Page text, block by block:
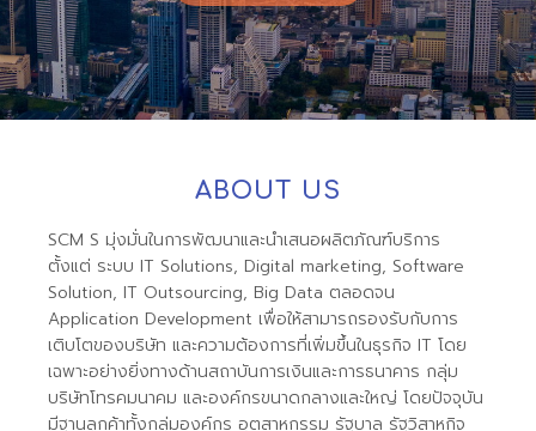
ABOUT US
SCM S มุ่งมั่นในการพัฒนาและนำเสนอผลิตภัณฑ์บริการ
ตั้งแต่ ระบบ IT Solutions, Digital marketing, Software
Solution, IT Outsourcing, Big Data ตลอดจน
Application Development เพื่อให้สามารถรองรับกับการ
เติบโตของบริษัท และความต้องการที่เพิ่มขึ้นในธุรกิจ IT โดย
เฉพาะอย่างยิ่งทางด้านสถาบันการเงินและการธนาคาร กลุ่ม
บริษัทโทรคมนาคม และองค์กรขนาดกลางและใหญ่ โดยปัจจุบัน
มีฐานลูกค้าทั้งกลุ่มองค์กร อุตสาหกรรม รัฐบาล รัฐวิสาหกิจ